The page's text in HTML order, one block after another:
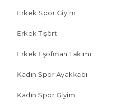
Erkek Spor Giyim
Erkek Tişört
Erkek Eşofman Takımı
Kadın Spor Ayakkabı
Kadın Spor Giyim